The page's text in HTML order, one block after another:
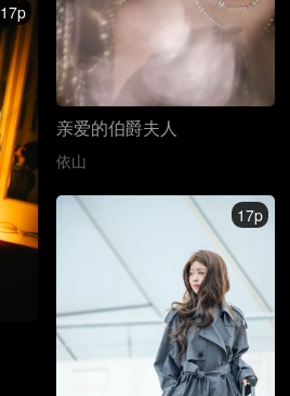
亲爱的伯爵夫人
依山
17p
17p